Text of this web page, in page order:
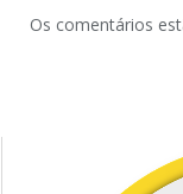
Os comentários